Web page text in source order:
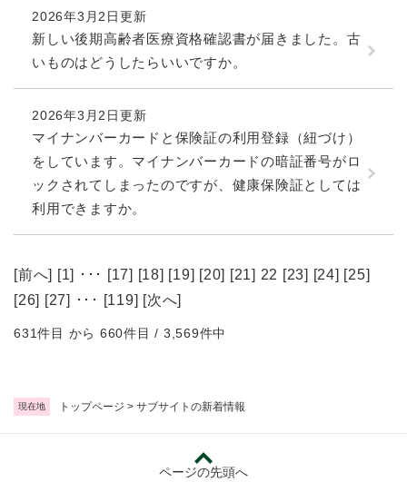
現在地 トップページ > サブサイトの新着情報
2026年3月2日更新
新しい後期高齢者医療資格確認書が届きました。古
いものはどうしたらいいですか。
2026年3月2日更新
マイナンバーカードと保険証の利用登録（紐づけ）
をしています。マイナンバーカードの暗証番号がロ
ックされてしまったのですが、健康保険証としては
利用できますか。
[前へ] [1] ･･･ [17] [18] [19] [20] [21] 22 [23] [24] [25]
[26] [27] ･･･ [119] [次へ]
631件目 から 660件目 / 3,569件中
ページの先頭へ